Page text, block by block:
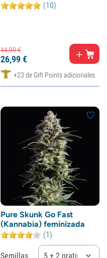
(10)
44,99€
26,99€
+23 de Gift Points adicionales
Pure Skunk Go Fast
(Kannabia) feminizada
(1)
Semillas 5 + 2 gratis